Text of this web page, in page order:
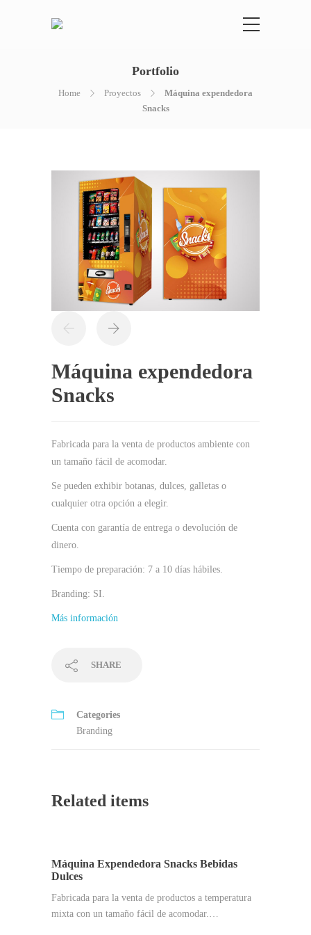
Portfolio
Home Proyectos
Máquina expendedora
Snacks
Máquina expendedora
Snacks
Fabricada para la venta de productos ambiente con
un tamaño fácil de acomodar.
Se pueden exhibir botanas, dulces, galletas o
cualquier otra opción a elegir.
Cuenta con garantía de entrega o devolución de
dinero.
Tiempo de preparación: 7 a 10 días hábiles.
Branding: SI.
Más información
SHARE
Categories
Branding
Related items
Máquina Expendedora Snacks Bebidas
Dulces
Fabricada para la venta de productos a temperatura
mixta con un tamaño fácil de acomodar.…